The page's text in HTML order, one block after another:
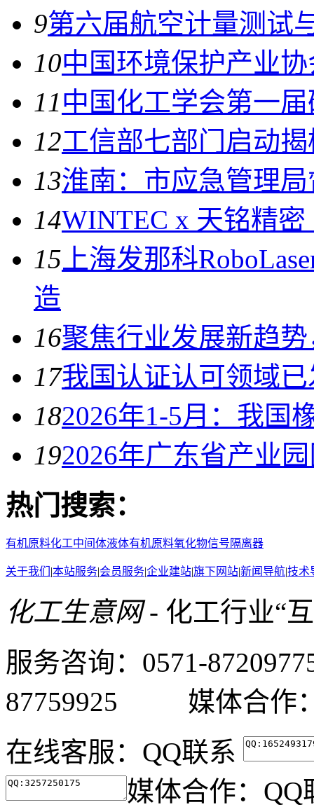
9第六届航空计量测试
10中国环境保护产业
11中国化工学会第一
12工信部七部门启动
13淮南：市应急管理
14WINTEC x 天铭精
15 上海发那科
造
16聚焦行业发展新趋
17我国认证认可领域
182026年1-5月：我国
192026年广东省产业
热门搜索：
有机原料化工中间体液体有机原料氧化物信号隔离器
关于我们 |本站服务|会员服务|企业建站|旗下网站|新闻导航|技术
化工生意网- 化工行业“
服务咨询：0571-
87759925 媒体合作：
在线客服： QQ联系
媒体合作：